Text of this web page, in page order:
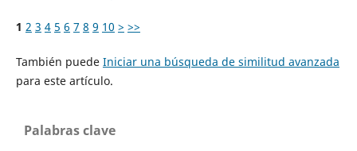
1 2 3 4 5 6 7 8 9 10 > >>
También puede Iniciar una búsqueda de similitud avanzada
para este artículo.
Palabras clave